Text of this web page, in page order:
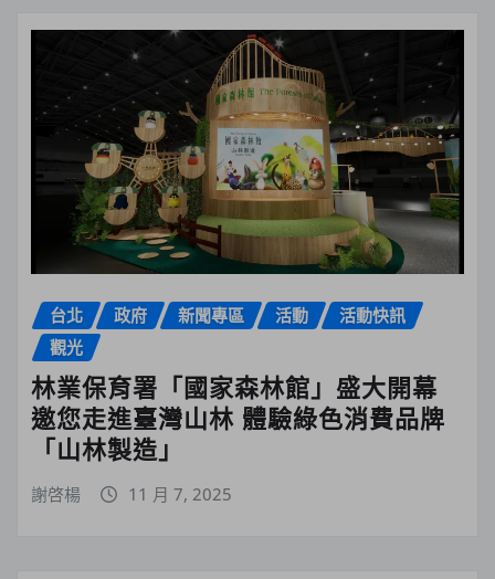
台北 政府 新聞專區 活動
活動快訊
觀光
林業保育署「國家森林館」盛大開幕
邀您走進臺灣山林 體驗綠色消費品牌
「山林製造」
謝啓楊 11 月 7, 2025